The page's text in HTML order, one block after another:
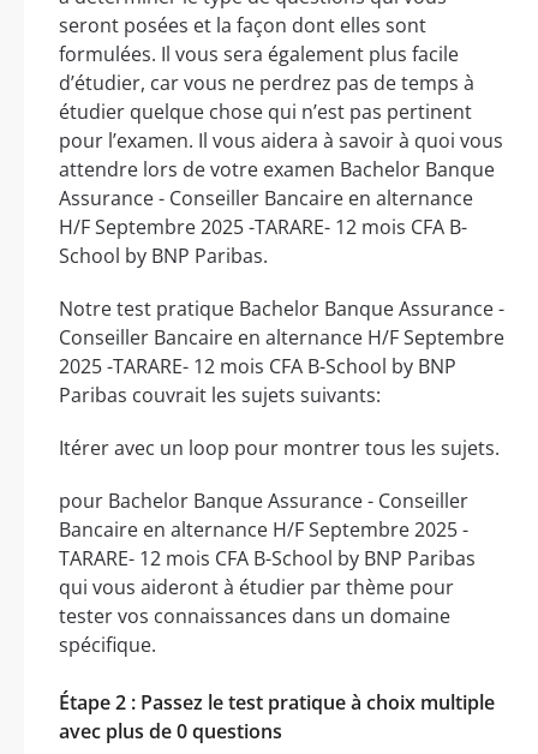
seront posées et la façon dont elles sont
formulées. Il vous sera également plus facile
d’étudier, car vous ne perdrez pas de temps à
étudier quelque chose qui n’est pas pertinent
pour l’examen. Il vous aidera à savoir à quoi vous
attendre lors de votre examen Bachelor Banque
Assurance - Conseiller Bancaire en alternance
H/F Septembre 2025 -TARARE- 12 mois CFA B-
School by BNP Paribas.
Notre test pratique Bachelor Banque Assurance -
Conseiller Bancaire en alternance H/F Septembre
2025 -TARARE- 12 mois CFA B-School by BNP
Paribas couvrait les sujets suivants:
Itérer avec un loop pour montrer tous les sujets.
pour Bachelor Banque Assurance - Conseiller
Bancaire en alternance H/F Septembre 2025 -
TARARE- 12 mois CFA B-School by BNP Paribas
qui vous aideront à étudier par thème pour
tester vos connaissances dans un domaine
spécifique.
Étape 2 : Passez le test pratique à choix multiple
avec plus de 0 questions